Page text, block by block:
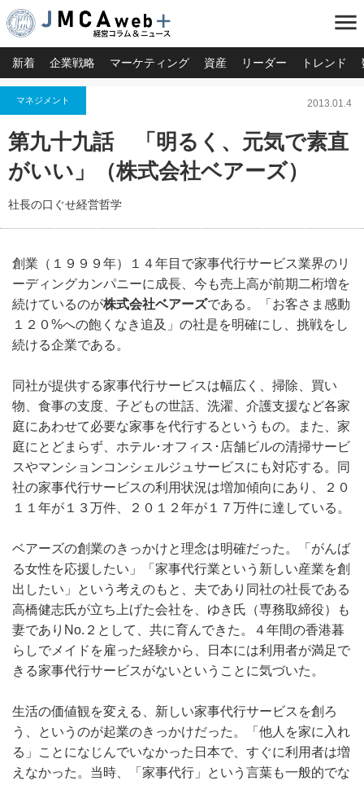
menu
新着 企業戦略 マーケティング 資産 リーダー トレンド
マネジメント 2013.01.4
第九十九話 「明るく、元気で素直
がいい」（株式会社ベアーズ）
社長の口ぐせ経営哲学
創業（１９９９年）１４年目で家事代行サービス業界のリ
ーディングカンパニーに成長、今も売上高が前期二桁増を
続けているのが株式会社ベアーズである。「お客さま感動
１２０%への飽くなき追及」の社是を明確にし、挑戦をし
続ける企業である。
同社が提供する家事代行サービスは幅広く、掃除、買い
物、食事の支度、子どもの世話、洗濯、介護支援など各家
庭にあわせて必要な家事を代行するというもの。また、家
庭にとどまらず、ホテル･オフィス･店舗ビルの清掃サービ
スやマンションコンシェルジュサービスにも対応する。同
社の家事代行サービスの利用状況は増加傾向にあり、２０
１１年が１３万件、２０１２年が１７万件に達している。
ベアーズの創業のきっかけと理念は明確だった。「がんば
る女性を応援したい」「家事代行業という新しい産業を創
出したい」という考えのもと、夫であり同社の社長である
高橋健志氏が立ち上げた会社を、ゆき氏（専務取締役）も
妻でありNo.２として、共に育んできた。４年間の香港暮
らしでメイドを雇った経験から、日本には利用者が満足で
きる家事代行サービスがないということに気づいた。
生活の価値観を変える、新しい家事代行サービスを創ろ
う、というのが起業のきっかけだった。「他人を家に入れ
る」ことになじんでいなかった日本で、すぐに利用者は増
えなかった。当時、「家事代行」という言葉も一般的でな